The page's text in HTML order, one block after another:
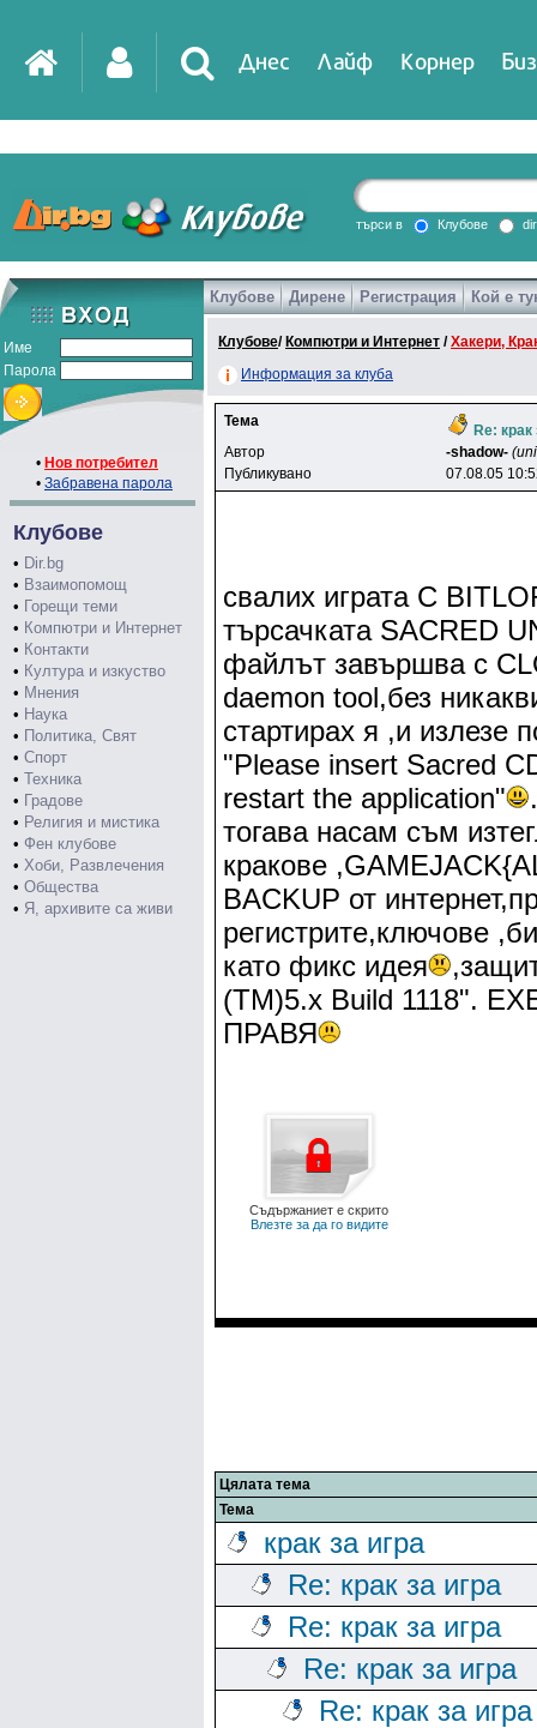
Днес Лайф Корнер
DirTV Impressio
Games
търси в Клубове
Име
Парола
• Нов потребител
• Забравена парола
Клубове
• Dir.bg
• Взаимопомощ
• Горещи теми
• Компютри и Интернет
• Контакти
• Култура и изкуство
• Мнения
• Наука
• Политика, Свят
• Спорт
• Техника
• Градове
• Религия и мистика
• Фен клубове
• Хоби, Развлечения
• Общества
• Я, архивите са живи
Клубове Дирене Регистрация Кой е
Клубове/ Компютри и Интернет /Хакери,
Информация за клуба
Тема
Re: крак
Автор
-shadow-
Публикувано
07.08.05
свалих играта С
търсачката SACRED
файлът завършва с
daemon tool,без
стартирах я ,и излезе
"Please insert Sacred
restart the application"
тогава насам съм
кракове
BACKUP от
регистрите,ключове
като фикс идея
(TM)5.x Build 1118".
ПРАВЯ
Съдържаниет е скрито
Влезте за да го видите
Цялата тема
Тема
крак за игра
Re: крак за игра
Re: крак за игра
Re: крак за игра
Re: крак за игра